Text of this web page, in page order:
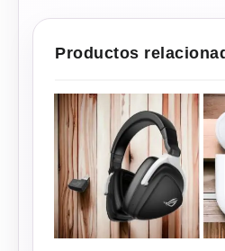
Productos